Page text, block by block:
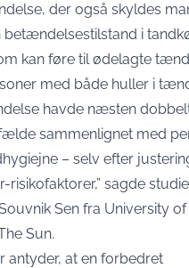
der også skyldes
betændelsestilstand i
kan føre til ødelagte
med både huller i
havde næsten
sammenlignet med
– selv efter
risikofaktorer,” sagde
Sen fra University
Sun.
antyder, at en forbedret